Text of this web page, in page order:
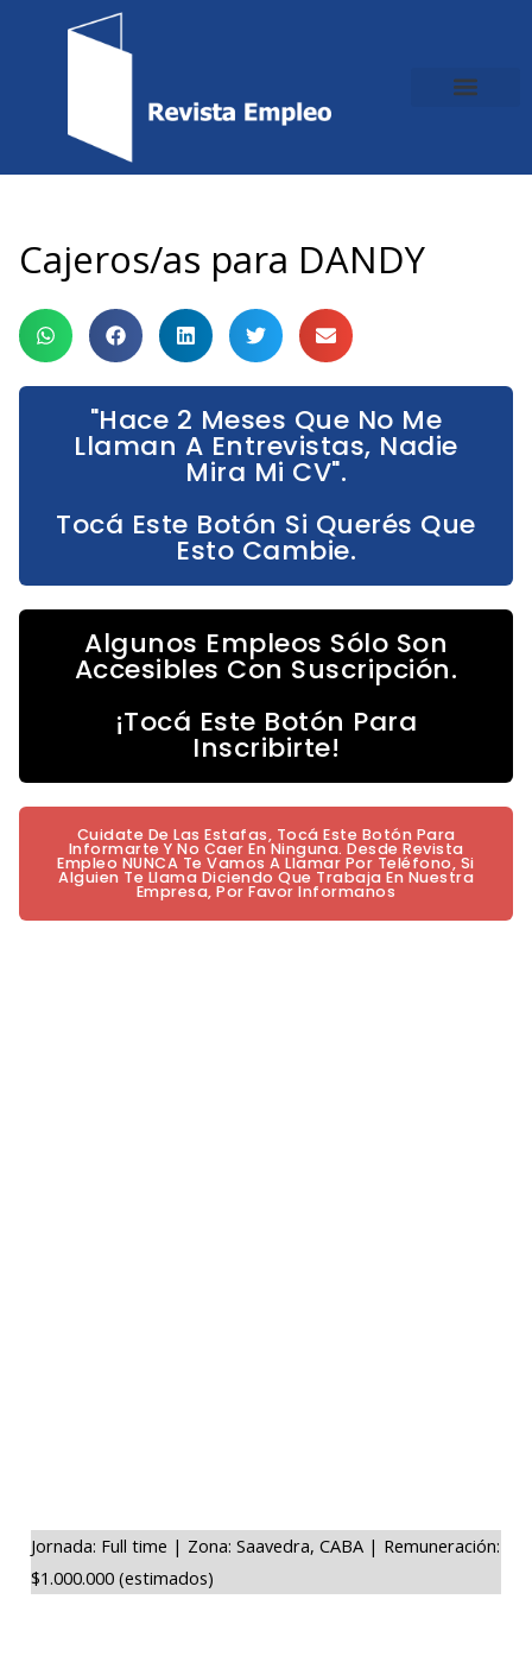
Cajeros/as para DANDY
"Hace 2 Meses Que No Me
Llaman A Entrevistas, Nadie
Mira Mi CV".
Tocá Este Botón Si Querés Que
Esto Cambie.
Algunos Empleos Sólo Son
Accesibles Con Suscripción.
¡Tocá Este Botón Para
Inscribirte!
Cuidate De Las Estafas, Tocá Este Botón Para
Informarte Y No Caer En Ninguna. Desde Revista
Empleo NUNCA Te Vamos A Llamar Por Teléfono, Si
Alguien Te Llama Diciendo Que Trabaja En Nuestra
Empresa, Por Favor Informanos
Jornada: Full time | Zona: Saavedra, CABA | Remuneración:
$1.000.000 (estimados)